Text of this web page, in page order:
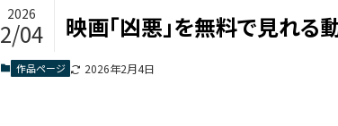
映画「凶悪」を無料で見れる
2026
2/04
作品ページ 2026年2月4日